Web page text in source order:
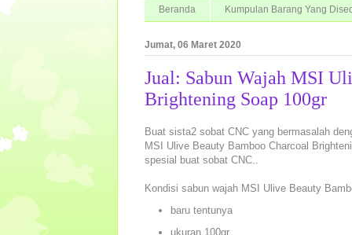
Beranda Kumpulan Barang Yang
Jumat, 06 Maret 2020
Jual: Sabun Wajah MSI
Brightening Soap 100gr
Buat sista2 sobat CNC yang bermasalah
MSI Ulive Beauty Bamboo Charcoal
spesial buat sobat CNC..
Kondisi sabun wajah MSI Ulive Beauty
baru tentunya
ukuran 100gr